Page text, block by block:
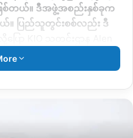
ြစ်တယ်။ ဒီအဖွဲ့အစည်းနှစ်ခုက
ပြည်သူတွင်းစစ်လည်း ဒီ
တယ်။
ေနဲ့ လက်ခံသည်ဖြစ်စေ၊